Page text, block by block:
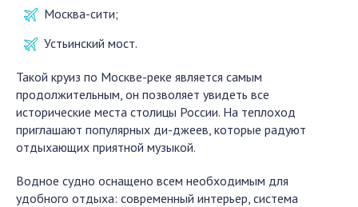
Москва-сити;
Устьинский мост.
Такой круиз по Москве-реке является самым
продолжительным, он позволяет увидеть все
исторические места столицы России. На теплоход
приглашают популярных ди-джеев, которые радуют
отдыхающих приятной музыкой.
Водное судно оснащено всем необходимым для
удобного отдыха: современный интерьер, система